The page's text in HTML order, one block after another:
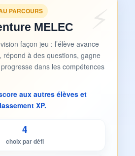
PARCOURS
MELEC
façon jeu : l’élève avance
répond à des questions, gagne
dans les compétences
aux autres élèves et
XP.
4
choix par défi